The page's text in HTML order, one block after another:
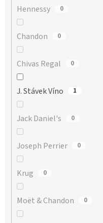
Hennessy 0
Chandon 0
Chivas Regal 0
J. Stávek Víno 1
Jack Daniel's 0
Joseph Perrier 0
Krug 0
Moët & Chandon 0